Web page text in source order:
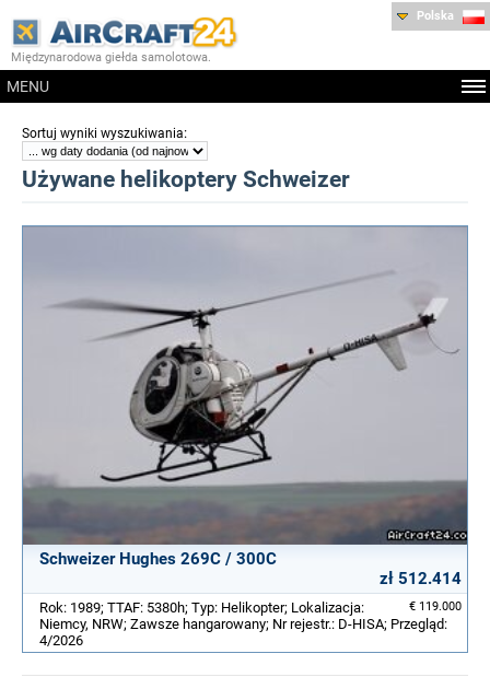
Międzynarodowa giełda samolotowa.
MENU
Polska
Sortuj wyniki wyszukiwania:
Używane helikoptery Schweizer
Schweizer Hughes 269C / 300C
zł 512.414
€ 119.000
Rok: 1989; TTAF: 5380h; Typ: Helikopter; Lokalizacja:
Niemcy, NRW; Zawsze hangarowany; Nr rejestr.: D-HISA; Przegląd:
4/2026